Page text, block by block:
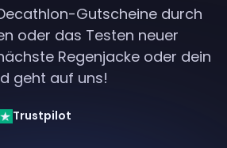
Gutscheine durch
oder das Testen neuer
Regenjacke oder dein
geht auf uns!
Trustpilot